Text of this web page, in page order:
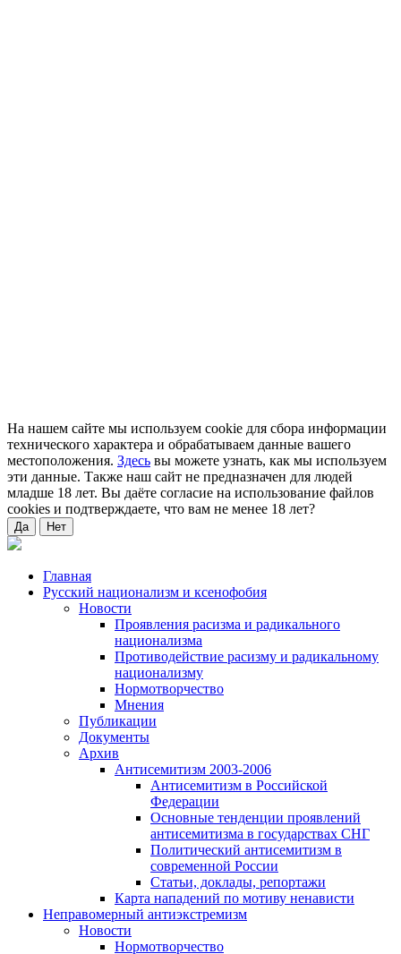
На нашем сайте мы используем cookie для сбора информации
технического характера и обрабатываем данные вашего
местоположения. Здесь вы можете узнать, как мы используем
эти данные. Также наш сайт не предназначен для людей
младше 18 лет. Вы даёте согласие на использование файлов
cookies и подтверждаете, что вам не менее 18 лет?
Да Нет
Главная
Русский национализм и ксенофобия
Новости
Проявления расизма и радикального
национализма
Противодействие расизму и радикальному
национализму
Нормотворчество
Мнения
Публикации
Документы
Архив
Антисемитизм 2003-2006
Антисемитизм в Российской
Федерации
Основные тенденции проявлений
антисемитизма в государствах СНГ
Политический антисемитизм в
современной России
Статьи, доклады, репортажи
Карта нападений по мотиву ненависти
Неправомерный антиэкстремизм
Новости
Нормотворчество